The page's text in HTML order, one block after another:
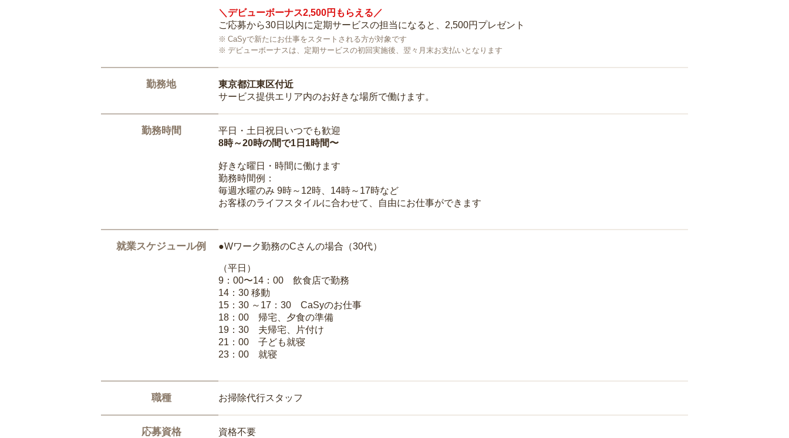
＼デビューボーナス2,500円もらえる／
ご応募から30日以内に定期サービスの担当になると、2,500円プレゼント
CaSyで新たにお仕事をスタートされる方が対象です
デビューボーナスは、定期サービスの初回実施後、翌々月末お支払いとなります
勤務地
東京都江東区付近
サービス提供エリア内のお好きな場所で働けます。
勤務時間
平日・土日祝日いつでも歓迎
8時～20時の間で1日1時間〜
好きな曜日・時間に働けます
勤務時間例：
毎週水曜のみ 9時～12時、14時～17時など
お客様のライフスタイルに合わせて、自由にお仕事ができます
就業スケジュール例 ●Wワーク勤務のCさんの場合（30代）
（平日）
9：00〜14：00 飲食店で勤務
14：30 移動
15：30 ～17：30 CaSyのお仕事
18：00 帰宅、夕食の準備
19：30 夫帰宅、片付け
21：00 子ども就寝
23：00 就寝
職種 お掃除代行スタッフ
応募資格
資格不要